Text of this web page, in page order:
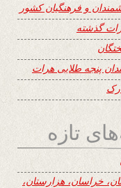
و فرهنگیان کشور
گذشته
پنجه طلایی هرات
تازه
خراسان، هزارستان،